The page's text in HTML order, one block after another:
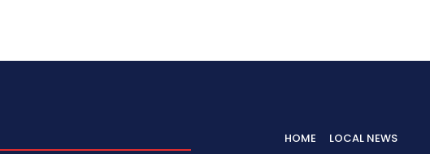
HOME
LOCAL NEWS